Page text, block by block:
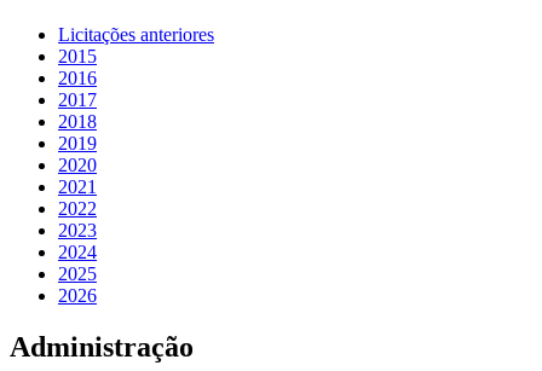
Licitações anteriores
2015
2016
2017
2018
2019
2020
2021
2022
2023
2024
2025
2026
Administração